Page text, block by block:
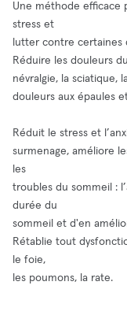
Une méthode efficace
stress et
lutter contre certaines
Réduire les douleurs
névralgie, la sciatique,
douleurs aux épaules
Réduit le stress et
surmenage, améliore
les
troubles du sommeil :
durée du
sommeil et d'en
Rétablie tout
le foie,
les poumons, la rate.